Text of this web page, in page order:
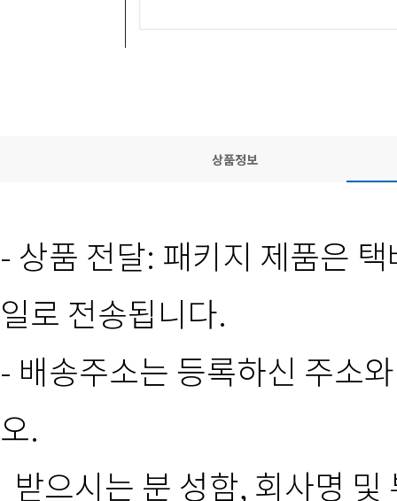
상품정보
- 상품 전달: 패키지 제품은
일로 전송됩니다.
- 배송주소는 등록하신 주소
오.
받으시는 분 성함, 회사명